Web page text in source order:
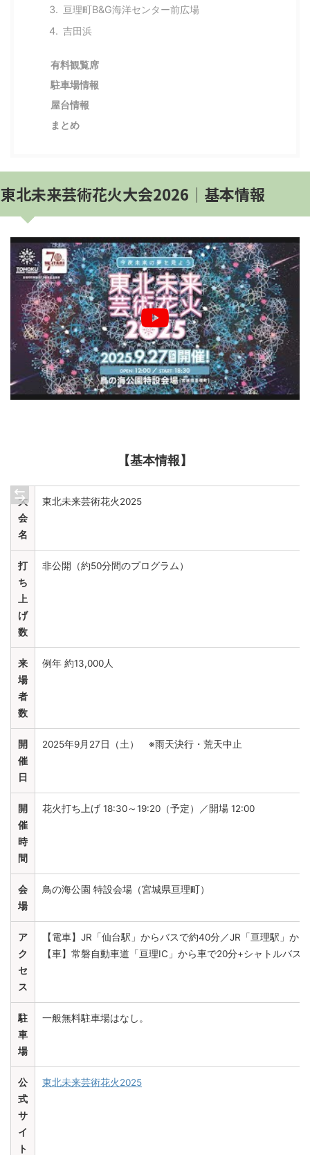
亘理町B&G海洋センター前広場
吉田浜
有料観覧席
駐車場情報
屋台情報
まとめ
東北未来芸術花火大会2026│基本情報
【基本情報】
大
会
名
東北未来芸術花火2025
打
ち
上
げ
数
非公開（約50分間のプログラム）
来
場
者
数
例年 約13,000人
開
催
日
2025年9月27日（土） ※雨天決行・荒天中止
開
催
時
間
花火打ち上げ 18:30～19:20（予定）／開場 12:00
会
場
鳥の海公園 特設会場（宮城県亘理町）
ア
ク
セ
ス
【電車】JR「仙台駅」からバスで約40分／JR「亘理駅」か
【車】常磐自動車道「亘理IC」から車で20分+シャトルバス
駐
車
場
一般無料駐車場はなし。
公
式
サ
イ
ト
東北未来芸術花火2025